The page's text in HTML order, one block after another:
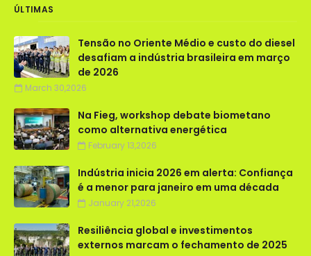
ÚLTIMAS
Tensão no Oriente Médio e custo do diesel
desafiam a indústria brasileira em março
de 2026
March 30,2026
Na Fieg, workshop debate biometano
como alternativa energética
February 13,2026
Indústria inicia 2026 em alerta: Confiança
é a menor para janeiro em uma década
January 21,2026
Resiliência global e investimentos
externos marcam o fechamento de 2025